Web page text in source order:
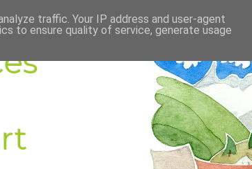
traffic. Your IP address and user-agent
to ensure quality of service, generate usage